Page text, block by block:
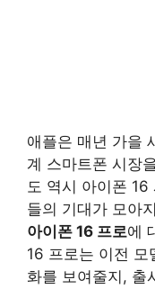
애플은 매년 가을
계 스마트폰 시장
도 역시 아이폰 16
들의 기대가 모아
아이폰 16 프로에
16 프로는 이전 모
화를 보여줄지, 출